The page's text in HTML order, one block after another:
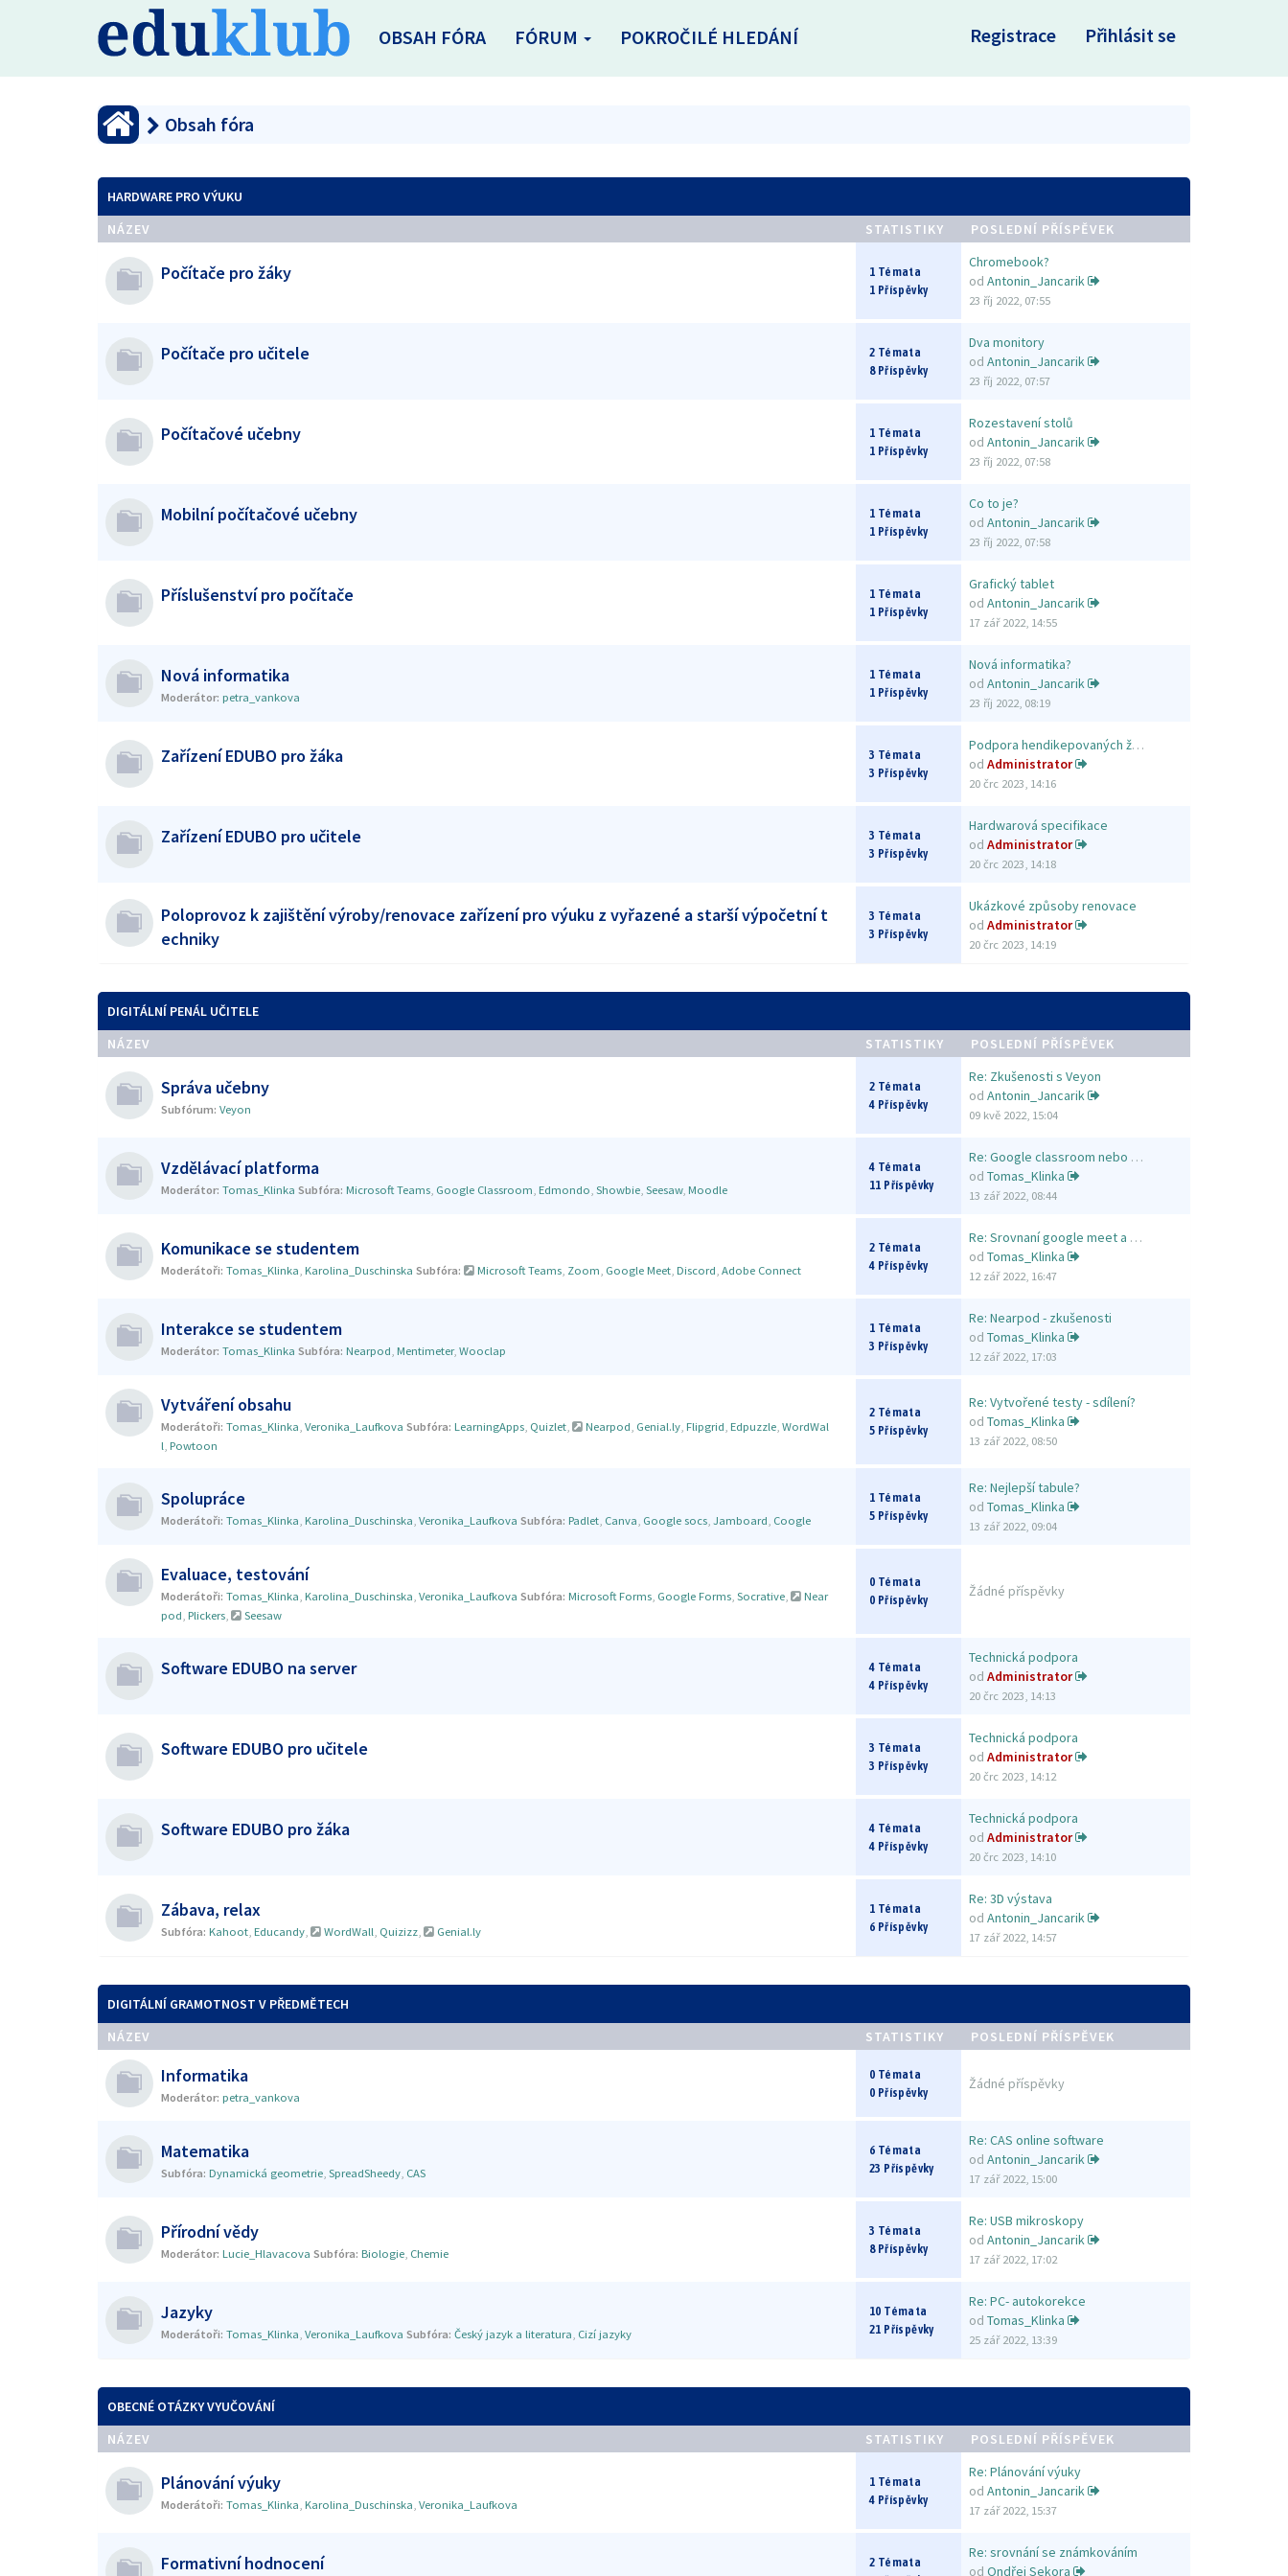
OBSAH FÓRA FÓRUM POKROČILÉ HLEDÁNÍ Registrace Přihlásit se
Obsah fóra
HARDWARE PRO VÝUKU
NÁZEV
STATISTIKY POSLEDNÍ PŘÍSPĚVEK
Počítače pro žáky
1 Témata
1 Příspěvky
Chromebook?
od Antonin_Jancarik
23 říj 2022, 07:55
Počítače pro učitele
2 Témata
8 Příspěvky
Dva monitory
od Antonin_Jancarik
23 říj 2022, 07:57
Počítačové učebny
1 Témata
1 Příspěvky
Rozestavení stolů
od Antonin_Jancarik
23 říj 2022, 07:58
Mobilní počítačové učebny
1 Témata
1 Příspěvky
Co to je?
od Antonin_Jancarik
23 říj 2022, 07:58
Příslušenství pro počítače
1 Témata
1 Příspěvky
Grafický tablet
od Antonin_Jancarik
17 zář 2022, 14:55
Nová informatika
Moderátor: petra_vankova
1 Témata
1 Příspěvky
Nová informatika?
od Antonin_Jancarik
23 říj 2022, 08:19
Zařízení EDUBO pro žáka
3 Témata
3 Příspěvky
Podpora hendikepovaných žáků
od Administrator
20 črc 2023, 14:16
Zařízení EDUBO pro učitele
3 Témata
3 Příspěvky
Hardwarová specifikace
od Administrator
20 črc 2023, 14:18
Poloprovoz k zajištění výroby/renovace zařízení pro výuku z vyřazené a starší výpočetní t
echniky
3 Témata
3 Příspěvky
Ukázkové způsoby renovace
od Administrator
20 črc 2023, 14:19
DIGITÁLNÍ PENÁL UČITELE
NÁZEV
STATISTIKY POSLEDNÍ PŘÍSPĚVEK
Správa učebny
Subfórum: Veyon
2 Témata
4 Příspěvky
Re: Zkušenosti s Veyon
od Antonin_Jancarik
09 kvě 2022, 15:04
Vzdělávací platforma
Moderátor: Tomas_Klinka Subfóra: Microsoft Teams, Google Classroom, Edmondo, Showbie, Seesaw, Moodle
4 Témata
11 Příspěvky
Re: Google classroom nebo MS …
od Tomas_Klinka
13 zář 2022, 08:44
Komunikace se studentem
Moderátoři: Tomas_Klinka, Karolina_Duschinska Subfóra: Microsoft Teams, Zoom, Google Meet, Discord, Adobe Connect
2 Témata
4 Příspěvky
Re: Srovnaní google meet a Zo…
od Tomas_Klinka
12 zář 2022, 16:47
Interakce se studentem
Moderátor: Tomas_Klinka Subfóra: Nearpod, Mentimeter, Wooclap
1 Témata
3 Příspěvky
Re: Nearpod - zkušenosti
od Tomas_Klinka
12 zář 2022, 17:03
Vytváření obsahu
Moderátoři: Tomas_Klinka, Veronika_Laufkova Subfóra: LearningApps, Quizlet, Nearpod, Genial.ly, Flipgrid, Edpuzzle, WordWal
l, Powtoon
2 Témata
5 Příspěvky
Re: Vytvořené testy - sdílení?
od Tomas_Klinka
13 zář 2022, 08:50
Spolupráce
Moderátoři: Tomas_Klinka, Karolina_Duschinska, Veronika_Laufkova Subfóra: Padlet, Canva, Google socs, Jamboard, Coogle
1 Témata
5 Příspěvky
Re: Nejlepší tabule?
od Tomas_Klinka
13 zář 2022, 09:04
Evaluace, testování
Moderátoři: Tomas_Klinka, Karolina_Duschinska, Veronika_Laufkova Subfóra: Microsoft Forms, Google Forms, Socrative,
Near
pod, Plickers, Seesaw
0 Témata
0 Příspěvky
Žádné příspěvky
Software EDUBO na server
4 Témata
4 Příspěvky
Technická podpora
od Administrator
20 črc 2023, 14:13
Software EDUBO pro učitele
3 Témata
3 Příspěvky
Technická podpora
od Administrator
20 črc 2023, 14:12
Software EDUBO pro žáka
4 Témata
4 Příspěvky
Technická podpora
od Administrator
20 črc 2023, 14:10
Zábava, relax
Subfóra: Kahoot, Educandy, WordWall, Quizizz, Genial.ly
1 Témata
6 Příspěvky
Re: 3D výstava
od Antonin_Jancarik
17 zář 2022, 14:57
DIGITÁLNÍ GRAMOTNOST V PŘEDMĚTECH
NÁZEV
STATISTIKY POSLEDNÍ PŘÍSPĚVEK
Informatika
Moderátor: petra_vankova
0 Témata
0 Příspěvky
Žádné příspěvky
Matematika
Subfóra: Dynamická geometrie, SpreadSheedy, CAS
6 Témata
23 Příspěvky
Re: CAS online software
od Antonin_Jancarik
17 zář 2022, 15:00
Přírodní vědy
Moderátor: Lucie_Hlavacova Subfóra: Biologie, Chemie
3 Témata
8 Příspěvky
Re: USB mikroskopy
od Antonin_Jancarik
17 zář 2022, 17:02
Jazyky
Moderátoři: Tomas_Klinka, Veronika_Laufkova Subfóra: Český jazyk a literatura, Cizí jazyky
10 Témata
21 Příspěvky
Re: PC- autokorekce
od Tomas_Klinka
25 zář 2022, 13:39
OBECNÉ OTÁZKY VYUČOVÁNÍ
NÁZEV
STATISTIKY POSLEDNÍ PŘÍSPĚVEK
Plánování výuky
Moderátoři: Tomas_Klinka, Karolina_Duschinska, Veronika_Laufkova
1 Témata
4 Příspěvky
Re: Plánování výuky
od Antonin_Jancarik
17 zář 2022, 15:37
Formativní hodnocení
2 Témata
Re: srovnání se známkováním
od Ondřej Sekora